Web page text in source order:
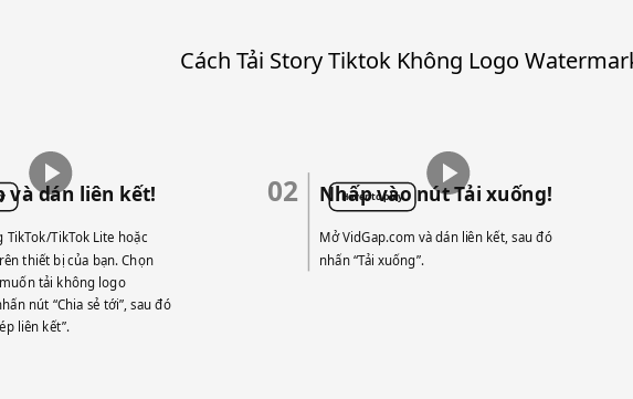
Cách Tải Story Tiktok Không Logo
và dán liên kết!
TikTok/TikTok Lite hoặc
thiết bị của bạn. Chọn
tải không logo
nút “Chia sẻ tới”, sau đó
liên kết”.
02 Hover to play
Nhấp vào nút Tải xuống!
Mở VidGap.com và dán liên kết, sau đó
nhấn “Tải xuống”.